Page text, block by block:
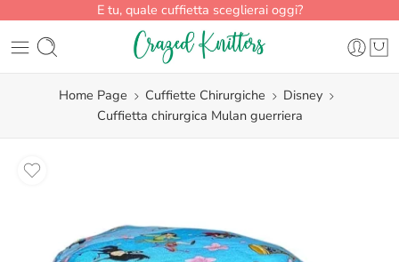
E tu, quale cuffietta sceglierai oggi?
Home Page Cuffiette Chirurgiche
Disney
Cuffietta chirurgica Mulan guerriera